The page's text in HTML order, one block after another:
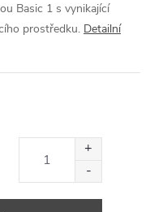
Basic 1 s vynikající
prostředku. Detailní